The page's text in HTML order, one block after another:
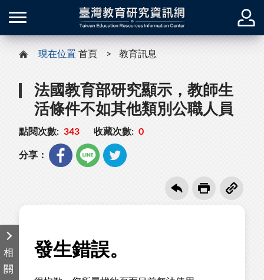
現在位置 首頁 教育訊息
法國教育部研究顯示，教師生
活條件不如其他類別公職人員
點閱次數: 343 收藏次數: 0
分享：
相
關